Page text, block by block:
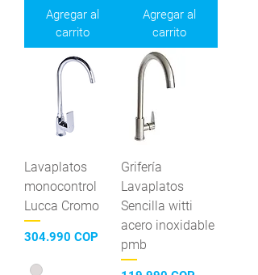
Agregar al
carrito
Agregar al
carrito
Lavaplatos
monocontrol
Lucca Cromo
Precio
304.990 COP
Grifería
Lavaplatos
Sencilla witti
acero inoxidable
pmb